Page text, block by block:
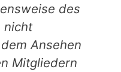
des
nicht
Ansehen
Mitgliedern